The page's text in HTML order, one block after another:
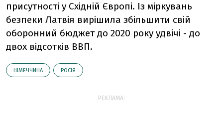
присутності у Східній Європі. Із міркувань
безпеки Латвія вирішила збільшити свій
оборонний бюджет до 2020 року удвічі - до
двох відсотків ВВП.
НІМЕЧЧИНА РОСІЯ
РЕКЛАМА: